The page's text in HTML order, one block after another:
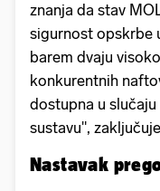
znanja da stav
sigurnost opskrbe
barem dvaju
konkurentnih
dostupna u
sustavu",
Nastavak